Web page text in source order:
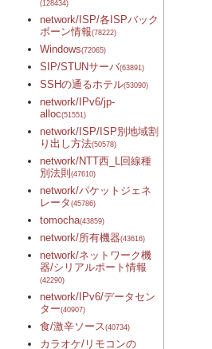
(128434)
network/ISP/各ISPバック
ボーン情報(78222)
Windows(72065)
SIP/STUNサーバ(63891)
SSHの通るホテル(53090)
network/IPv6/jp-
alloc(51551)
network/ISP/ISP別地域割
り出し方法(50578)
network/NTT西_L回線種
別法則(47610)
network/パケットジェネ
レータ (45786)
tomocha(43859)
network/所有機器(43616)
network/ネットワーク機
器/シリアルポート情報
(42290)
network/IPv6/データセン
ター(40907)
食/激辛ソース (40734)
カラオケ/リモコンの